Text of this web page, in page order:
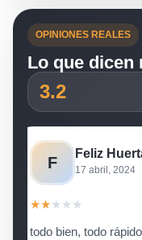
OPINIONES REALES
Lo que dicen
3.2
F Feliz
17 abril, 2024
★★★★★
todo bien, todo